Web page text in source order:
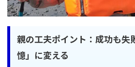
親の工夫ポイント：成功も失
憶」に変える